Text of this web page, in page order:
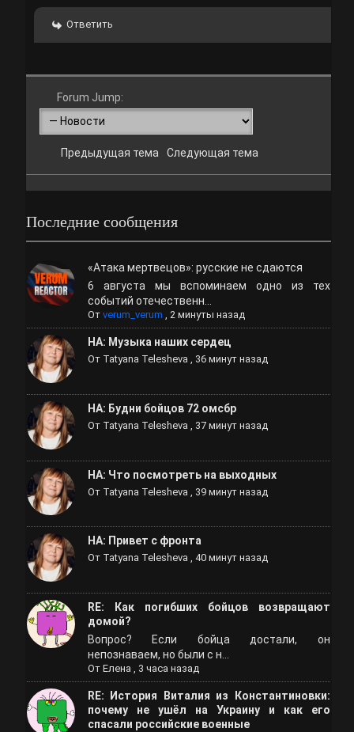
Ответить
Forum Jump:
Предыдущая тема Следующая тема
Последние сообщения
«Атака мертвецов»: русские не сдаются
6 августа мы вспоминаем одно из тех
событий отечественн...
От verum_verum , 2 минуты назад
НА: Музыка наших сердец
От Tatyana Telesheva , 36 минут назад
НА: Будни бойцов 72 омсбр
От Tatyana Telesheva 37 минут назад
НА: Что посмотреть на выходных
От Tatyana Telesheva 39 минут назад
НА: Привет с фронта
От Tatyana Telesheva , 40 минут назад
RE: Как погибших бойцов возвращают
домой?
Вопрос? Если бойца достали, он
непознаваем, но были с н...
От Елена , 3 часа назад
RE: История Виталия из Константиновки:
почему не ушёл на Украину и как его
спасали российские военные